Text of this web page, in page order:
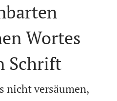
Wortes
Schrift
nicht versäumen,